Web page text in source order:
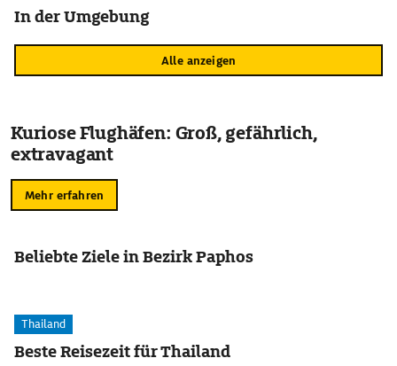
In der Umgebung
Alle anzeigen
Kuriose Flughäfen: Groß, gefährlich,
extravagant
Mehr erfahren
Beliebte Ziele in Bezirk Paphos
Thailand
Beste Reisezeit für Thailand